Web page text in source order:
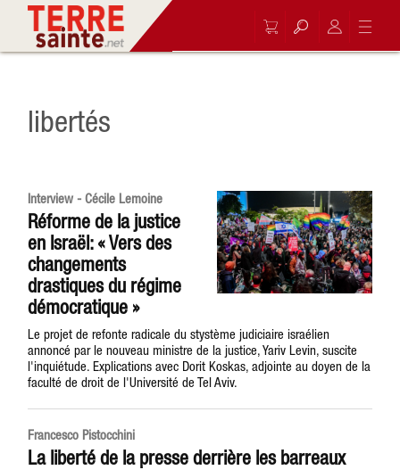
libertés
Interview - Cécile Lemoine
Réforme de la justice
en Israël: « Vers des
changements
drastiques du régime
démocratique »
Le projet de refonte radicale du stystème judiciaire israélien
annoncé par le nouveau ministre de la justice, Yariv Levin, suscite
l'inquiétude. Explications avec Dorit Koskas, adjointe au doyen de la
faculté de droit de l'Université de Tel Aviv.
Francesco Pistocchini
La liberté de la presse derrière les barreaux